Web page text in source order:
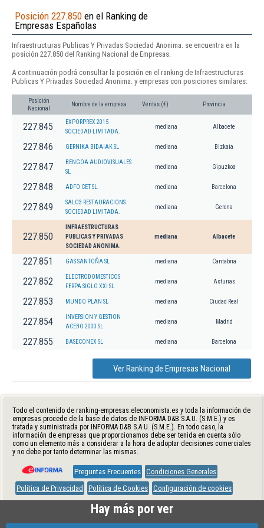
Posición 227.850 en el Ranking de
Empresas Españolas
Infraestructuras Publicas Y Privadas Sociedad Anonima. se encuentra en la
posición 227.850 del Ranking Nacional de Empresas.
A continuación podrá consultar la posición en el ranking de Infraestructuras
Publicas Y Privadas Sociedad Anonima. y empresas con posiciones similares:
Posición
Nacional
Nombre de la empresa Ventas (€) Provincia
227.845
EXPORPREX 2015
SOCIEDAD LIMITADA.
mediana Albacete
227.846 GERNIKA BIDAIAK SL mediana Bizkaia
227.847
BENGOA AUDIOVISUALES
SL
mediana Gipuzkoa
227.848 ADFO CET SL. mediana Barcelona
227.849
SALO3 RESTAURACIONS
SOCIEDAD LIMITADA.
mediana Gerona
227.850
INFRAESTRUCTURAS
PUBLICAS Y PRIVADAS
SOCIEDAD ANONIMA.
mediana Albacete
227.851 GAS SANTOÑA SL mediana Cantabria
227.852
ELECTRODOMESTICOS
FERPA SIGLO XXI SL
mediana Asturias
227.853 MUNDO PLAN SL mediana Ciudad Real
227.854
INVERSION Y GESTION
ACEBO 2000 SL
mediana Madrid
227.855 BASECONEX SL mediana Barcelona
Ver Ranking de Empresas Nacional
Todo el contenido de ranking-empresas.eleconomista.es y toda la información de
empresas procede de la base de datos de INFORMA D&B S.A.U. (S.M.E.) y es
tratada y suministrada por INFORMA D&B S.A.U. (S.M.E.). En todo caso, la
información de empresas que proporcionamos debe ser tenida en cuenta sólo
como un elemento más a considerar a la hora de adoptar decisiones comerciales
y no debe por tanto determinar las mismas.
Preguntas Frecuentes Condiciones Generales
Política de Privacidad
Política de Cookies Configuración de cookies
Hay más por ver